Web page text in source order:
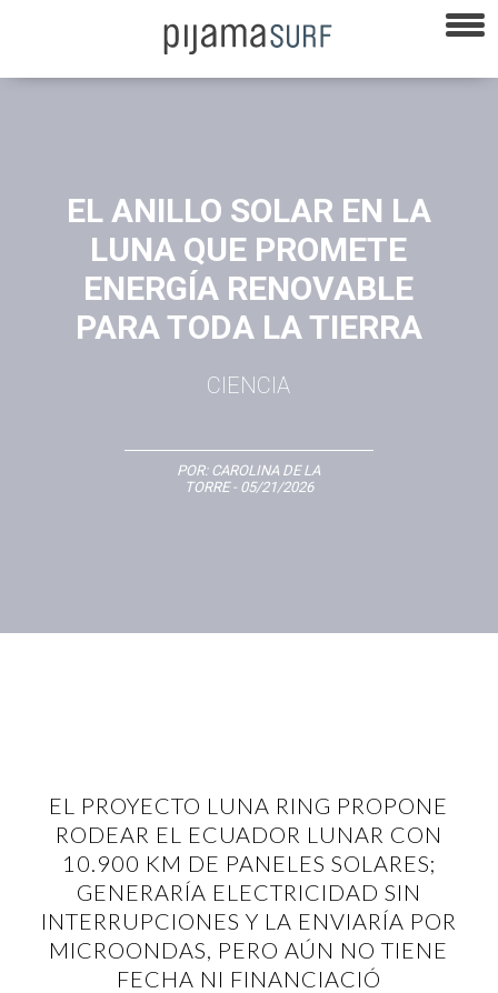
EL ANILLO SOLAR EN LA
LUNA QUE PROMETE
ENERGÍA RENOVABLE
PARA TODA LA TIERRA
CIENCIA
POR: CAROLINA DE LA
TORRE- 05/21/2026
EL PROYECTO LUNA RING PROPONE
RODEAR EL ECUADOR LUNAR CON
10.900 KM DE PANELES SOLARES;
GENERARÍA ELECTRICIDAD SIN
INTERRUPCIONES Y LA ENVIARÍA POR
MICROONDAS, PERO AÚN NO TIENE
FECHA NI FINANCIACIÓ